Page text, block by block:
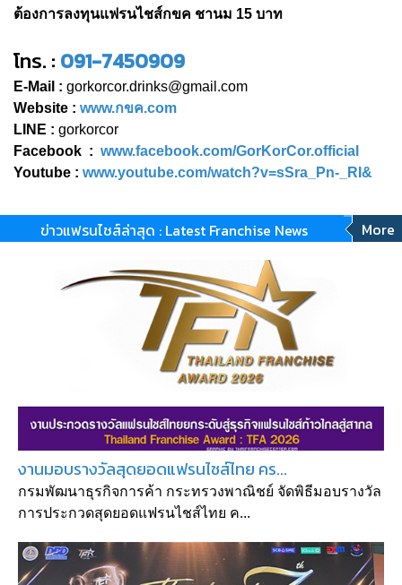
ต้องการลงทุนแฟรนไชส์กขค ชานม 15 บาท
โทร. : 091-7450909
E-Mail : gorkorcor.drinks@gmail.com
Website : www.กขค.com
LINE : gorkorcor
Facebook : www.facebook.com/GorKorCor.official
Youtube : www.youtube.com/watch?v=sSra_Pn-_RI&
ข่าวแฟรนไชส์ล่าสุด : Latest Franchise News More
งานมอบรางวัลสุดยอดแฟรนไชส์ไทย คร...
กรมพัฒนาธุรกิจการค้า กระทรวงพาณิชย์ จัดพิธีมอบรางวัล
การประกวดสุดยอดแฟรนไชส์ไทย ค...